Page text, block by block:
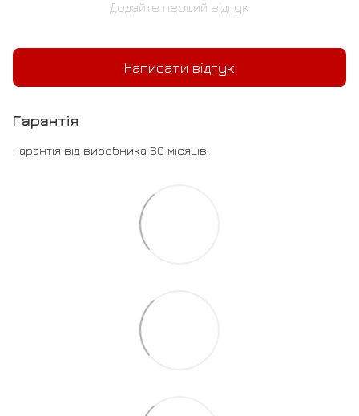
Додайте перший відгук
Написати відгук
Гарантія
Гарантія від виробника 60 місяців.